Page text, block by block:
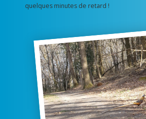
quelques minutes de retard !